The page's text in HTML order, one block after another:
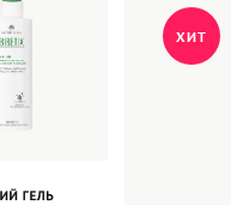
ХИТ